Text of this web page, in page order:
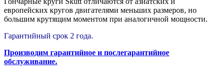
европейских кругов двигателями меньших размеров, но
большим крутящим моментом при аналогичной мощности.
Гарантийный срок 2 года.
Производим гарантийное и послегарантийное
обслуживание.